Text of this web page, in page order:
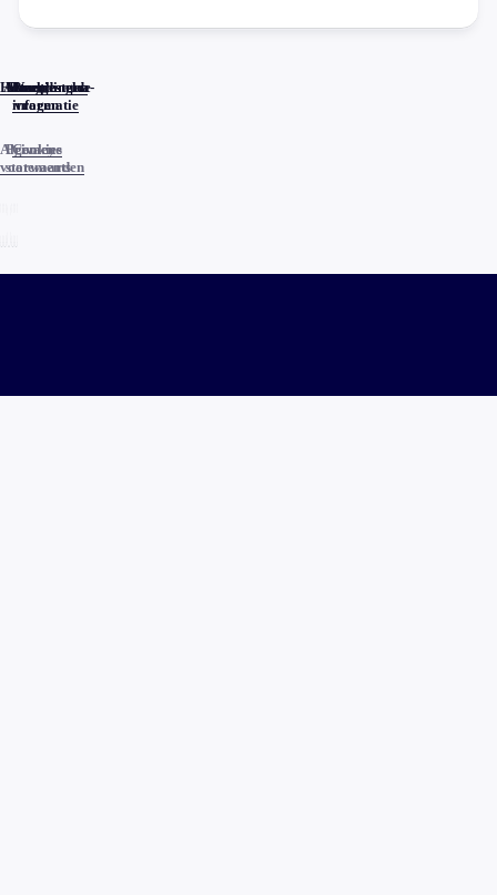
Home
Actueel
Uitzendingen
Reacties
Programma-
informatie
Veelgestelde
vragen
Algemene
voorwaarden
Privacy
statements
Cookies